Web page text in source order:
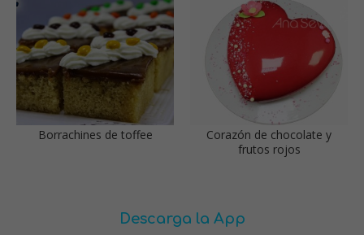
Borrachines de toffee
Corazón de chocolate y
frutos rojos
Descarga la App